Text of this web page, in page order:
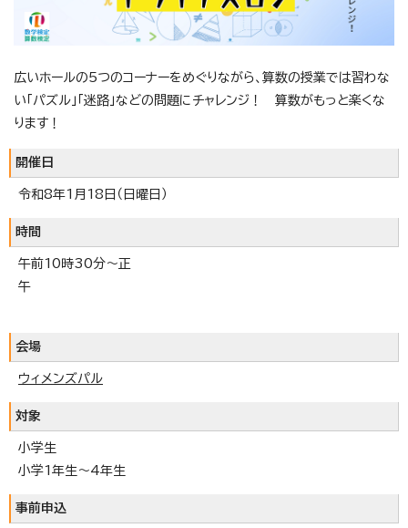
広いホールの5つのコーナーをめぐりながら、算数の授業では習わな
い「パズル」「迷路」などの問題にチャレンジ！ 算数がもっと楽くな
ります！
開催日
令和8年1月18日（日曜日）
時間
午前10時30分～正
午
会場
ウィメンズパル
対象
小学生
小学1年生～4年生
事前申込